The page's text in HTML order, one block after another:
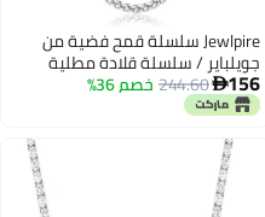
Jewlpire سلسلة قمح فضية من
جويلباير / سلسلة قلادة مطلية
مم 3 مم للرجال، سلاسل قلادة من
والنساء، سلسلة قلادة للرجال بطول
156
244.60خصم 36%